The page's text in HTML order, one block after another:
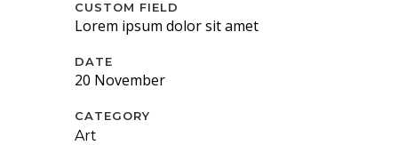
CUSTOM FIELD
Lorem ipsum dolor sit amet
DATE
20 November
CATEGORY
Art